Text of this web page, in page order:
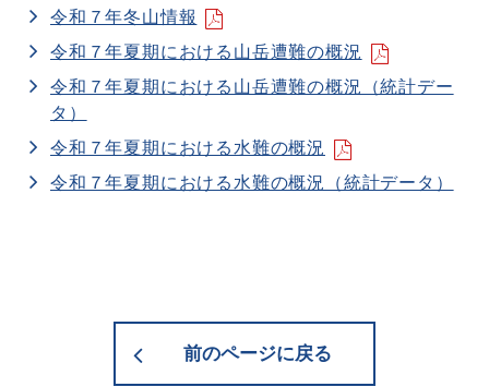
令和７年冬山情報
令和７年夏期における山岳遭難の概況
令和７年夏期における山岳遭難の概況（統計デー
タ）
令和７年夏期における水難の概況
令和７年夏期における水難の概況（統計データ）
前のページに戻る